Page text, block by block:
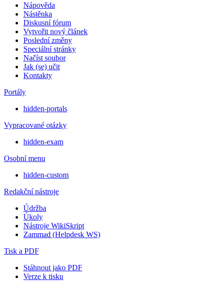
Nápověda
Nástěnka
Diskusní fórum
Vytvořit nový článek
Poslední změny
Speciální stránky
Načíst soubor
Jak (se) učit
Kontakty
Portály
hidden-portals
Vypracované otázky
hidden-exam
Osobní menu
hidden-custom
Redakční nástroje
Údržba
Úkoly
Nástroje WikiSkript
Zammad (Helpdesk WS)
Tisk a PDF
Stáhnout jako PDF
Verze k tisku